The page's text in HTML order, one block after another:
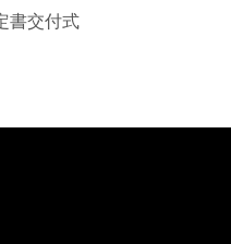
書交付式